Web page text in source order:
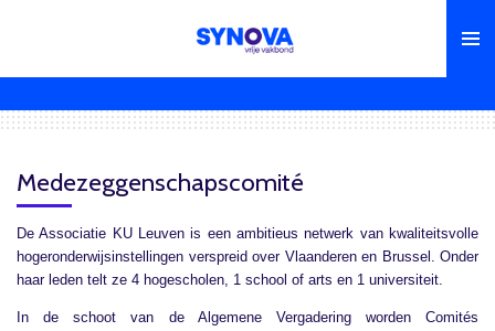
hoofdinhoud
Medezeggenschapscomité
De Associatie KU Leuven is een ambitieus netwerk van kwaliteitsvolle
hogeronderwijsinstellingen verspreid over Vlaanderen en Brussel. Onder
haar leden telt ze 4 hogescholen, 1 school of arts en 1 universiteit.
In de schoot van de Algemene Vergadering worden Comités